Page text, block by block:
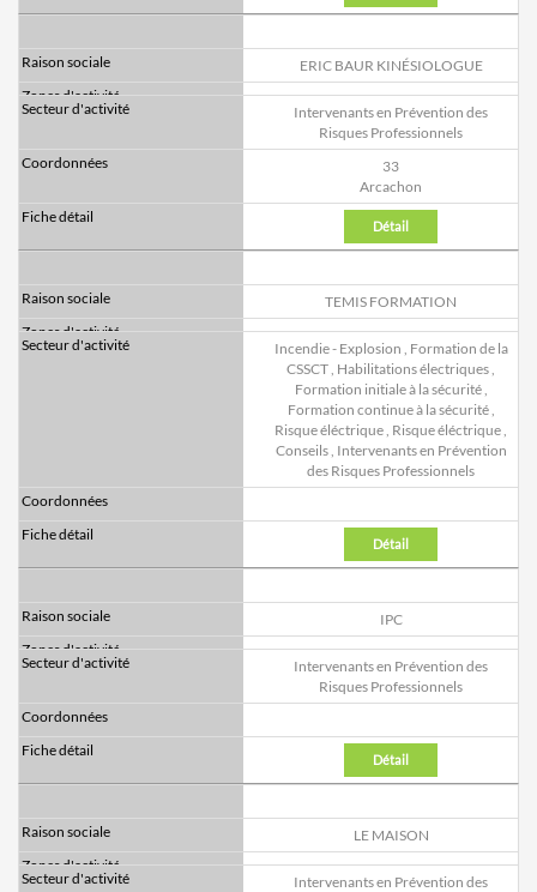
ERIC BAUR KINÉSIOLOGUE
Intervenants en Prévention des
Risques Professionnels
33
Arcachon
Détail
TEMIS FORMATION
Incendie - Explosion , Formation de la
CSSCT, Habilitations électriques,
Formation initiale à la sécurité,
Formation continue à la sécurité,
Risque éléctrique, Risque éléctrique,
Conseils, Intervenants en Prévention
des Risques Professionnels
Détail
IPC
Intervenants en Prévention des
Risques Professionnels
Détail
LE MAISON
Intervenants en Prévention des